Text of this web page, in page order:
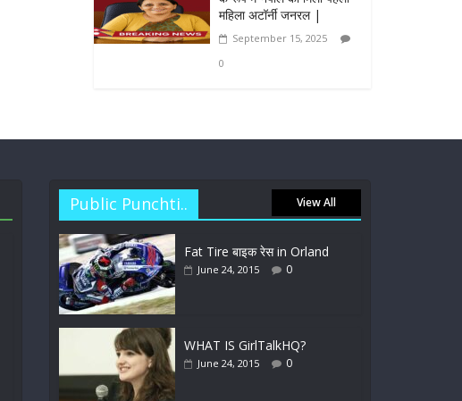
महिला अटॉर्नी जनरल |
September 15, 2025
0
Public Punchti.. View All
Fat Tire बाइक रेस in Orland
June 24, 2015 0
WHAT IS GirlTalkHQ?
June 24, 2015 0